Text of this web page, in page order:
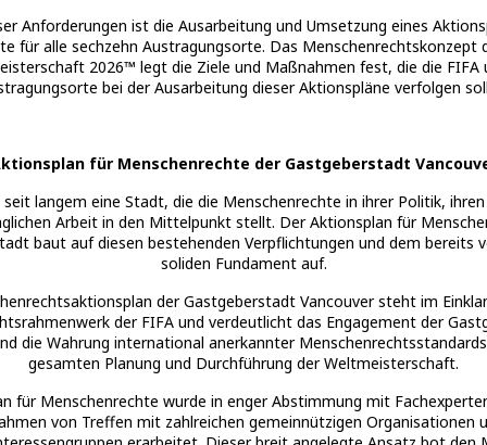
Anforderungen ist die Ausarbeitung und Umsetzung eines
für alle sechzehn Austragungsorte. Das Menschenrechtskonzept
2026™ legt die Ziele und Maßnahmen fest, die die FIFA
bei der Ausarbeitung dieser Aktionspläne verfolgen
für Menschenrechte der Gastgeberstadt
langem eine Stadt, die die Menschenrechte in ihrer Politik,
Arbeit in den Mittelpunkt stellt. Der Aktionsplan für
baut auf diesen bestehenden Verpflichtungen und dem bereits
soliden Fundament auf.
der Gastgeberstadt Vancouver steht im
der FIFA und verdeutlicht das Engagement der
die Wahrung international anerkannter
gesamten Planung und Durchführung der Weltmeisterschaft.
für Menschenrechte wurde in enger Abstimmung mit
von Treffen mit zahlreichen gemeinnützigen Organisationen